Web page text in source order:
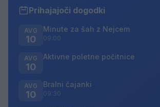
Prihajajoči dogodki
AVG
10
Minute za šah z Nejcem
09:00
AVG
10
Aktivne poletne počitnice
AVG
10
Bralni čajanki
09:30